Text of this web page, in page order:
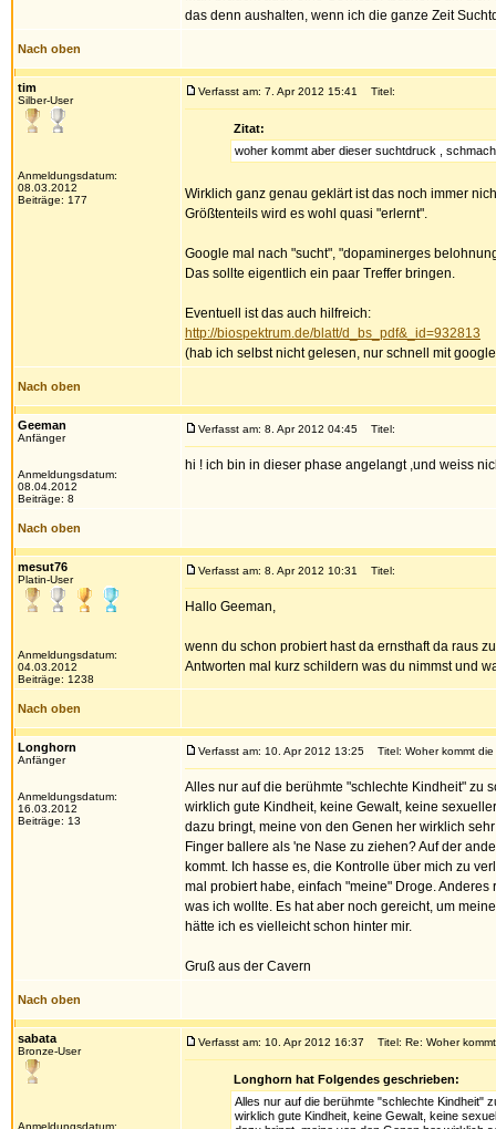
das denn aushalten, wenn ich die ganze Zeit
Nach oben
tim
Silber-User
Anmeldungsdatum:
08.03.2012
Beiträge: 177
Verfasst am: 7. Apr 2012 15:41 Titel:
Zitat:
woher kommt aber dieser suchtdruck ,
Wirklich ganz genau geklärt ist das noch immer
Größtenteils wird es wohl quasi "erlernt".
Google mal nach "sucht", "dopaminerges
Das sollte eigentlich ein paar Treffer bringen.
Eventuell ist das auch hilfreich:
http://biospektrum.de/blatt/d_bs_pdf&_id=932813
(hab ich selbst nicht gelesen, nur schnell mit
Nach oben
Geeman
Anfänger
Anmeldungsdatum:
08.04.2012
Beiträge: 8
Verfasst am: 8. Apr 2012 04:45 Titel:
hi ! ich bin in dieser phase angelangt ,und weiss
Nach oben
mesut76
Platin-User
Anmeldungsdatum:
04.03.2012
Beiträge: 1238
Verfasst am: 8. Apr 2012 10:31 Titel:
Hallo Geeman,
wenn du schon probiert hast da ernsthaft da raus
Antworten mal kurz schildern was du nimmst und
Nach oben
Longhorn
Anfänger
Anmeldungsdatum:
16.03.2012
Beiträge: 13
Verfasst am: 10. Apr 2012 13:25 Titel: Woher kommt
Alles nur auf die berühmte "schlechte Kindheit" zu
wirklich gute Kindheit, keine Gewalt, keine
dazu bringt, meine von den Genen her wirklich
Finger ballere als 'ne Nase zu ziehen? Auf der
kommt. Ich hasse es, die Kontrolle über mich zu
mal probiert habe, einfach "meine" Droge.
was ich wollte. Es hat aber noch gereicht, um
hätte ich es vielleicht schon hinter mir.
Gruß aus der Cavern
Nach oben
sabata
Bronze-User
Anmeldungsdatum:
Verfasst am: 10. Apr 2012 16:37 Titel: Re: Woher
Longhorn hat Folgendes geschrieben:
Alles nur auf die berühmte "schlechte Kindheit"
wirklich gute Kindheit, keine Gewalt, keine